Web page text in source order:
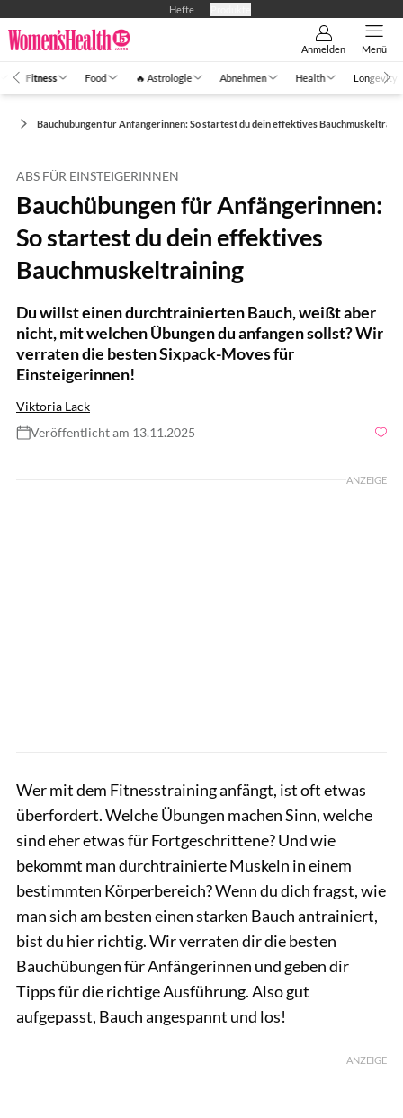
Hefte
Anmelden Menü
Fitness Food 🔥 Astrologie Abnehmen Health Longevity
Bauchübungen für Anfängerinnen: So startest du dein effektives
ABS FÜR EINSTEIGERINNEN
Bauchübungen für Anfängerinnen:
So startest du dein effektives
Bauchmuskeltraining
Du willst einen durchtrainierten Bauch, weißt aber
nicht, mit welchen Übungen du anfangen sollst? Wir
verraten die besten Sixpack-Moves für
Einsteigerinnen!
Viktoria Lack
Veröffentlicht am 13.11.2025
ANZEIGE
Wer mit dem Fitnesstraining anfängt, ist oft etwas
überfordert. Welche Übungen machen Sinn, welche
sind eher etwas für Fortgeschrittene? Und wie
bekommt man durchtrainierte Muskeln in einem
bestimmten Körperbereich? Wenn du dich fragst, wie
man sich am besten einen starken Bauch antrainiert,
bist du hier richtig. Wir verraten dir die besten
Bauchübungen für Anfängerinnen und geben dir
Tipps für die richtige Ausführung. Also gut
aufgepasst, Bauch angespannt und los!
ANZEIGE